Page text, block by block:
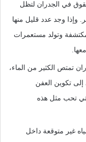
في الجدران لتظل
وإذا وجد عدد قليل منها
وتولد مستعمرات
تمتص الكثير من الماء،
إلى تكوين العفن
تحب مثل هذه
غير متوقعة داخل